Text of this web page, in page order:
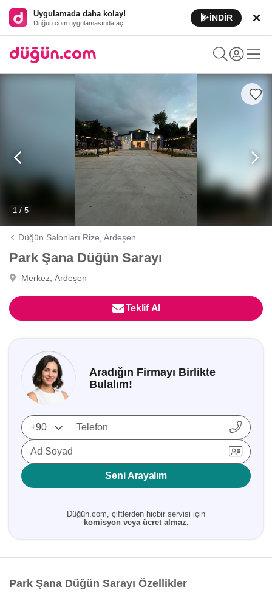
Uygulamada daha kolay!
Düğün.com uygulamasında aç
İNDİR
1 / 5
Düğün Salonları Rize,Ardeşen
Park Şana Düğün Sarayı
Merkez, Ardeşen
Teklif Al
Aradığın Firmayı Birlikte
Bulalım!
Ad Soyad
Seni Arayalım
Düğün.com, çiftlerden hiçbir servisi için
komisyon veya ücret almaz.
Park Şana Düğün Sarayı Özellikler